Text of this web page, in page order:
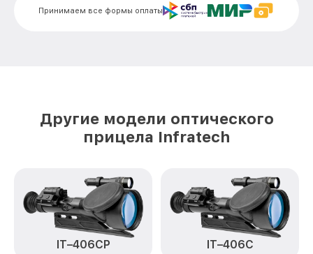
Замена ключей управления IT-204C
Замена аккумулятора IT-204C Infratech от 590₽
Замена процессора IT-204C Infratech от 650₽
Замена USB порта IT-204C Infratech от 590₽
Принимаем все формы оплаты
Другие модели оптического
прицела Infratech
IT–406СP IT–406С